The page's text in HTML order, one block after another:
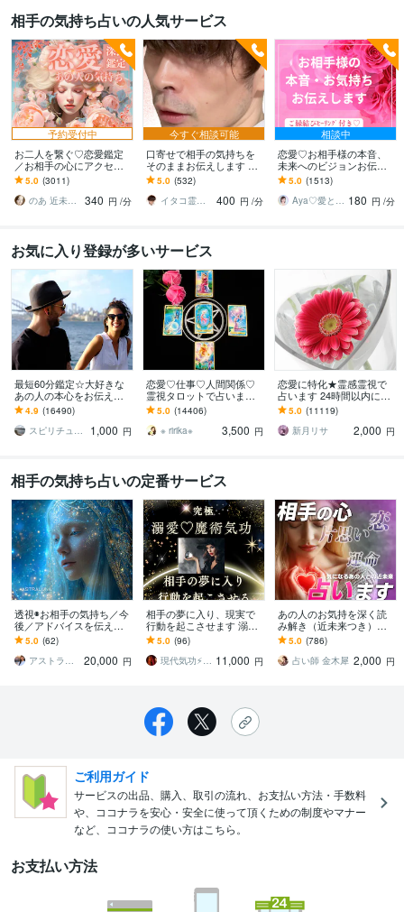
相手の気持ち占いの人気サービス
予約受付中
お二人を繋ぐ♡恋愛鑑定
／お相手の心にアクセス
します お相手の温度感／
片思い／複雑／復縁／遠
距離／全世代鑑定中❣
5.0 (3011)
のあ 近未来鑑定師 TR OR LE
340 円 /分
今すぐ相談可能
口寄せで相手の気持ちを
そのままお伝えします 現
状を把握し未来を切り開
く方法を具体的にお伝え
します
5.0 (532)
イタコ霊能者 豊珠
400 円 /分
相談中
恋愛♡お相手様の本音、
未来へのビジョンお伝え
します どんな関係でも細
密にお伝えします✨ツイン
レイ ソウルメイト
5.0 (1513)
Aya♡愛と光のスピリチュアルガイド 180 円 /分
お気に入り登録が多いサービス
最短60分鑑定☆大好きな
あの人の本心をお伝えし
ます 【詳細不要】好きな
人の本音と将来への思
い。私をどう思ってる？
4.9 (16490)
スピリチュアルカウンセラー沙耶美
1,000 円
恋愛♡仕事♡人間関係♡
霊視タロットで占います
霊視鑑定♡恋愛アドバイ
ザーとして相手の心理も
詳しく解説します
5.0 (14406)
※ ririka※
3,500 円
恋愛に特化★霊感霊視で
占います 24時間以内に返
信、スピリチュアル鑑定
5.0 (11119)
新月リサ
2,000 円
相手の気持ち占いの定番サービス
透視◉お相手の気持ち／今
後／アドバイスを伝えま
す お相手のハイヤーセル
フと繋がり貴方へのメッ
セージを降ろします
5.0 (62)
アストラ・ルナ
20,000 円
相手の夢に入り、現実で
行動を起こさせます 溺愛
♡6つの魔術気功やり方＆
30日の恋愛大周天で恋の
大逆転♡
5.0 (96)
現代気功⚡神念伝達師＠SHANTY巫香 11,000 円
あの人のお気持を深く読
み解き（近未来つき）ま
す 表向きのお気持ちと、
心の奥のお気持ちを占い
ます。
5.0 (786)
占い師 金木犀 2,000 円
ご利用ガイド
サービスの出品、購入、取引の流れ、お支払い方法・手数料
や、ココナラを安心・安全に使って頂くための制度やマナー
など、ココナラの使い方はこちら。
お支払い方法